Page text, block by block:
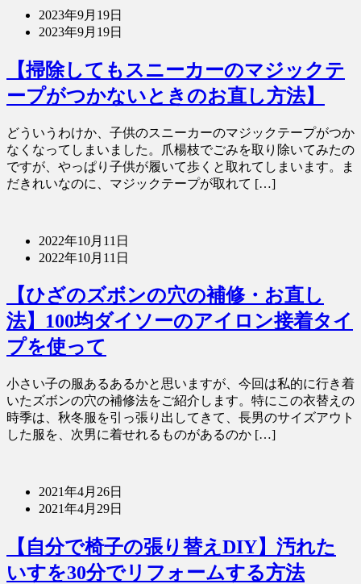
2023年9月19日
2023年9月19日
【掃除してもスニーカーのマジックテ
ープがつかないときのお直し方法】
どういうわけか、子供のスニーカーのマジックテープがつか
なくなってしまいました。爪楊枝でごみを取り除いてみたの
ですが、やっぱり子供が履いて歩くと取れてしまいます。ま
だきれいなのに、マジックテープが取れて […]
2022年10月11日
2022年10月11日
【ひざのズボンの穴の補修・お直し
法】100均ダイソーのアイロン接着タイ
プを使って
小さい子の服あるあるかと思いますが、今回は私的に行き着
いたズボンの穴の補修法をご紹介します。特にこの衣替えの
時季は、秋冬服を引っ張り出してきて、長男のサイズアウト
した服を、次男に着せれるものがあるのか […]
2021年4月26日
2021年4月29日
【自分で椅子の張り替えDIY】汚れた
いすを30分でリフォームする方法